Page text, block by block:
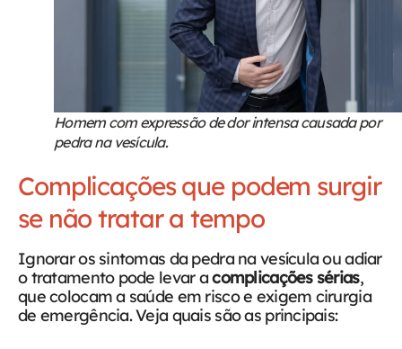
Homem com expressão de dor intensa causada por
pedra na vesícula.
Complicações que podem surgir
se não tratar a tempo
Ignorar os sintomas da pedra na vesícula ou adiar
o tratamento pode levar acomplicações sérias,
que colocam a saúde em risco e exigem cirurgia
de emergência. Veja quais são as principais: